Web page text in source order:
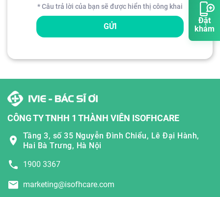
Đặt
khám
* Câu trả lời của bạn sẽ được hiển thị công khai
GỬI
CÔNG TY TNHH 1 THÀNH VIÊN ISOFHCARE
Tầng 3, số 35 Nguyễn Đình Chiểu, Lê Đại Hành,
Hai Bà Trưng, Hà Nội
1900 3367
marketing@isofhcare.com